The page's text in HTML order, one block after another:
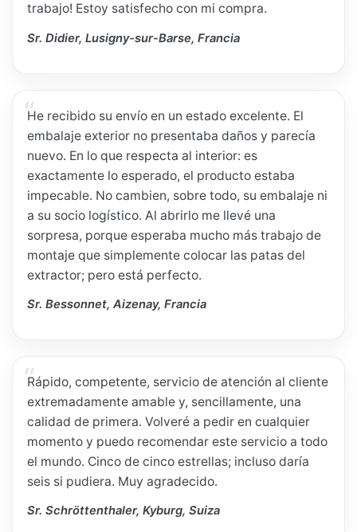
trabajo! Estoy satisfecho con mi compra.
Sr. Didier, Lusigny-sur-Barse, Francia
He recibido su envío en un estado excelente. El
embalaje exterior no presentaba daños y parecía
nuevo. En lo que respecta al interior: es
exactamente lo esperado, el producto estaba
impecable. No cambien, sobre todo, su embalaje ni
a su socio logístico. Al abrirlo me llevé una
sorpresa, porque esperaba mucho más trabajo de
montaje que simplemente colocar las patas del
extractor; pero está perfecto.
Sr. Bessonnet, Aizenay, Francia
Rápido, competente, servicio de atención al cliente
extremadamente amable y, sencillamente, una
calidad de primera. Volveré a pedir en cualquier
momento y puedo recomendar este servicio a todo
el mundo. Cinco de cinco estrellas; incluso daría
seis si pudiera. Muy agradecido.
Sr. Schröttenthaler, Kyburg, Suiza